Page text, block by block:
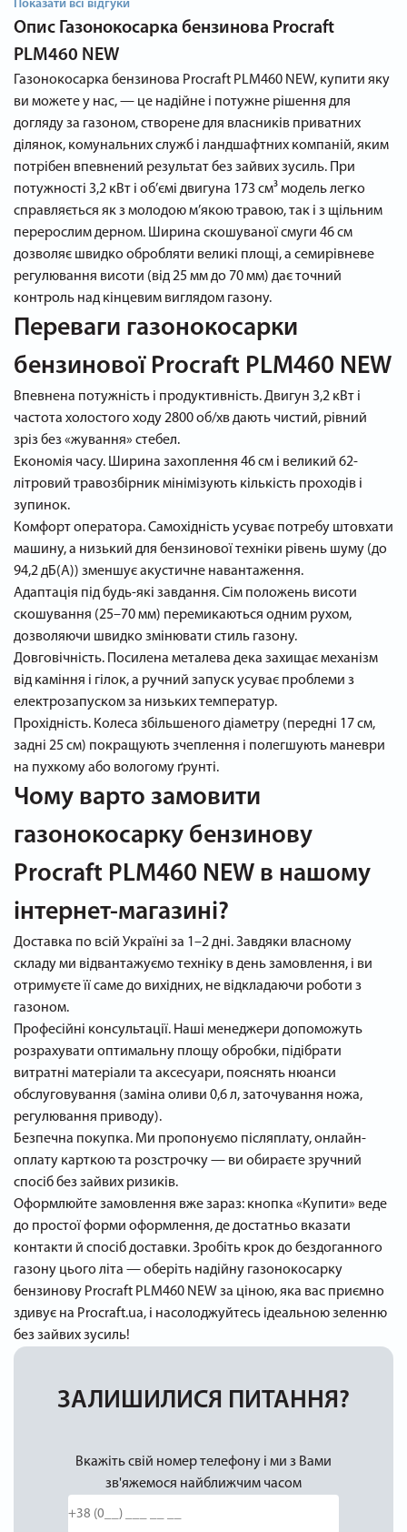
Показати всі відгуки
Опис Газонокосарка бензинова Procraft
PLM460 NEW
Газонокосарка бензинова Procraft PLM460 NEW, купити яку
ви можете у нас, — це надійне і потужне рішення для
догляду за газоном, створене для власників приватних
ділянок, комунальних служб і ландшафтних компаній, яким
потрібен впевнений результат без зайвих зусиль. При
потужності 3,2 кВт і об’ємі двигуна 173 см³ модель легко
справляється як з молодою м’якою травою, так і з щільним
перерослим дерном. Ширина скошуваної смуги 46 см
дозволяє швидко обробляти великі площі, а семирівневе
регулювання висоти (від 25 мм до 70 мм) дає точний
контроль над кінцевим виглядом газону.
Переваги газонокосарки
бензинової Procraft PLM460 NEW
Впевнена потужність і продуктивність. Двигун 3,2 кВт і
частота холостого ходу 2800 об/хв дають чистий, рівний
зріз без «жування» стебел.
Економія часу. Ширина захоплення 46 см і великий 62-
літровий травозбірник мінімізують кількість проходів і
зупинок.
Комфорт оператора. Самохідність усуває потребу штовхати
машину, а низький для бензинової техніки рівень шуму (до
94,2 дБ(А)) зменшує акустичне навантаження.
Адаптація під будь-які завдання. Сім положень висоти
скошування (25–70 мм) перемикаються одним рухом,
дозволяючи швидко змінювати стиль газону.
Довговічність. Посилена металева дека захищає механізм
від каміння і гілок, а ручний запуск усуває проблеми з
електрозапуском за низьких температур.
Прохідність. Колеса збільшеного діаметру (передні 17 см,
задні 25 см) покращують зчеплення і полегшують маневри
на пухкому або вологому ґрунті.
Чому варто замовити
газонокосарку бензинову
Procraft PLM460 NEW в нашому
інтернет-магазині?
Доставка по всій Україні за 1–2 дні. Завдяки власному
складу ми відвантажуємо техніку в день замовлення, і ви
отримуєте її саме до вихідних, не відкладаючи роботи з
газоном.
Професійні консультації. Наші менеджери допоможуть
розрахувати оптимальну площу обробки, підібрати
витратні матеріали та аксесуари, пояснять нюанси
обслуговування (заміна оливи 0,6 л, заточування ножа,
регулювання приводу).
Безпечна покупка. Ми пропонуємо післяплату, онлайн-
оплату карткою та розстрочку — ви обираєте зручний
спосіб без зайвих ризиків.
Оформлюйте замовлення вже зараз: кнопка «Купити» веде
до простої форми оформлення, де достатньо вказати
контакти й спосіб доставки. Зробіть крок до бездоганного
газону цього літа — оберіть надійну газонокосарку
бензинову Procraft PLM460 NEW за ціною, яка вас приємно
здивує на Procraft.ua, і насолоджуйтесь ідеальною зеленню
без зайвих зусиль!
ЗАЛИШИЛИСЯ ПИТАННЯ?
Вкажіть свій номер телефону і ми з Вами
зв'яжемося найближчим часом